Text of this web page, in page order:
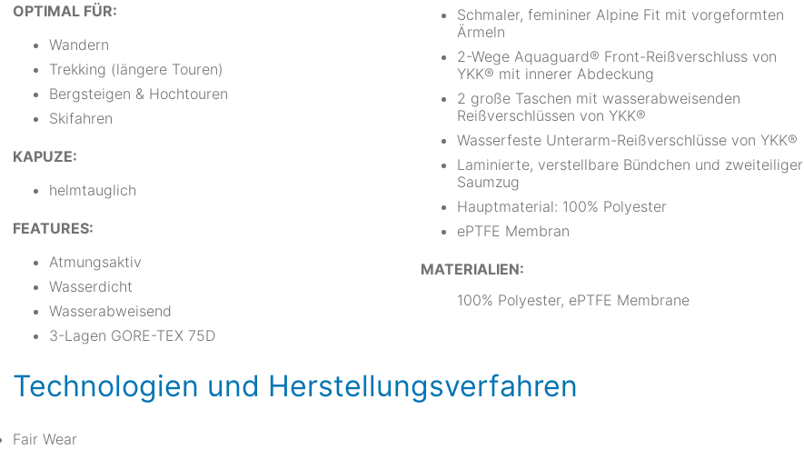
OPTIMAL FÜR:
Wandern
Trekking (längere Touren)
Bergsteigen & Hochtouren
Skifahren
KAPUZE:
helmtauglich
FEATURES:
Atmungsaktiv
Wasserdicht
Wasserabweisend
3-Lagen GORE-TEX 75D
Schmaler, femininer Alpine Fit mit vorgeformten
Ärmeln
2-Wege Aquaguard® Front-Reißverschluss von
YKK® mit innerer Abdeckung
2 große Taschen mit wasserabweisenden
Reißverschlüssen von YKK®
Wasserfeste Unterarm-Reißverschlüsse von YKK®
Laminierte, verstellbare Bündchen und zweiteiliger
Saumzug
Hauptmaterial: 100% Polyester
ePTFE Membran
MATERIALIEN:
100% Polyester, ePTFE Membrane
Technologien und Herstellungsverfahren
Fair Wear